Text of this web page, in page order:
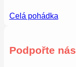
Celá pohádka
Podpořte nás